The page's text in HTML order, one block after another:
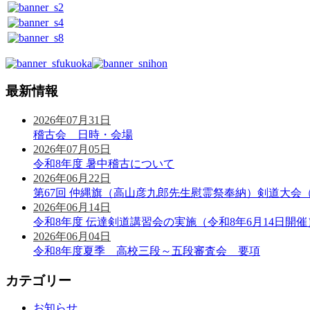
最新情報
2026年07月31日
稽古会 日時・会場
2026年07月05日
令和8年度 暑中稽古について
2026年06月22日
第67回 仲縄旗（高山彦九郎先生慰霊祭奉納）剣道大会
2026年06月14日
令和8年度 伝達剣道講習会の実施（令和8年6月14日開催
2026年06月04日
令和8年度夏季 高校三段～五段審査会 要項
カテゴリー